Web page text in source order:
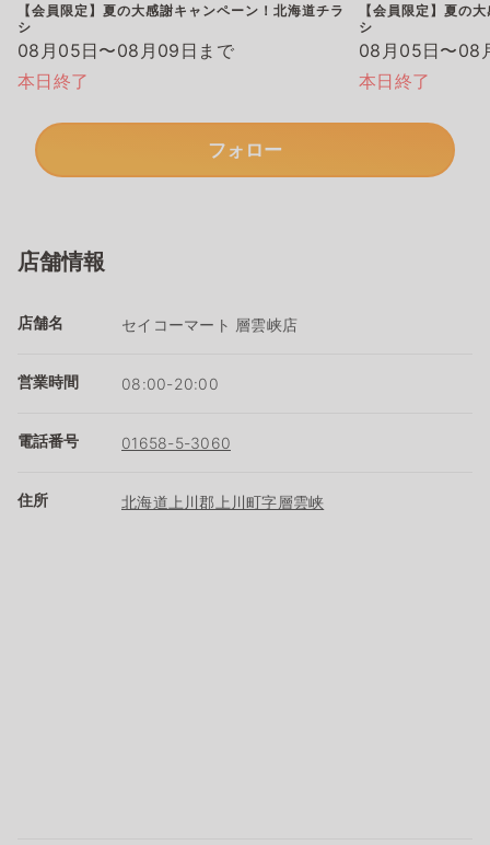
【会員限定】夏の大感謝キャンペーン！北海道チラ
シ
08月05日〜08月09日まで
本日終了
【会員限定】夏の
シ
08月05日〜08
本日終了
フォロー
店舗情報
店舗名 セイコーマート 層雲峡店
営業時間 08:00-20:00
電話番号 01658-5-3060
住所 北海道上川郡上川町字層雲峡